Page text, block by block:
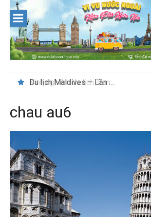
content
Du lịch Maldives – Lần đầu nên đi đâu, chơi gì?
chau au6